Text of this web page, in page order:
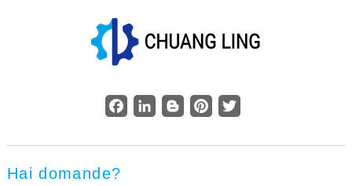
Facebook
LinkedInBloggerPinterestTwitter
Hai domande?